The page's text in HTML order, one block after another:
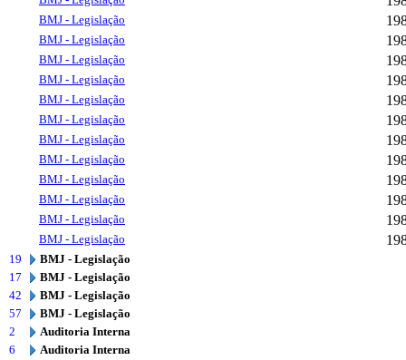
BMJ - Legislação
BMJ - Legislação
BMJ - Legislação
BMJ - Legislação
BMJ - Legislação
BMJ - Legislação
BMJ - Legislação
BMJ - Legislação
BMJ - Legislação
BMJ - Legislação
BMJ - Legislação
BMJ - Legislação
19
BMJ - Legislação
17
BMJ - Legislação
42
BMJ - Legislação
57
BMJ - Legislação
2
Auditoria Interna
6
Auditoria Interna